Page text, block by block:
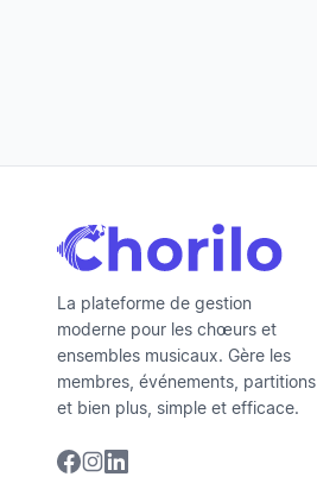
La plateforme de gestion
moderne pour les chœurs et
ensembles musicaux. Gère les
membres, événements, partitions
et bien plus, simple et efficace.